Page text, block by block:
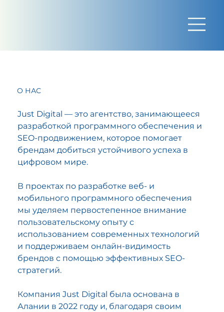
О НАС
Just Digital — это агентство, занимающееся
разработкой программного обеспечения и
SEO-продвижением, которое помогает
брендам добиться устойчивого успеха в
цифровом мире.
В проектах по разработке веб- и
мобильного программного обеспечения
мы уделяем первостепенное внимание
пользовательскому опыту с
использованием современных технологий
и поддерживаем онлайн-видимость
брендов с помощью эффективных SEO-
стратегий.
Компания Just Digital была основана в
Алании в 2022 году и, благодаря своим